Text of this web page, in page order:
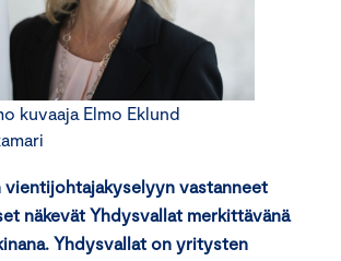
kuvaaja Elmo Eklund
vientijohtajakyselyyn vastanneet
näkevät Yhdysvallat merkittävänä
Yhdysvallat on yritysten